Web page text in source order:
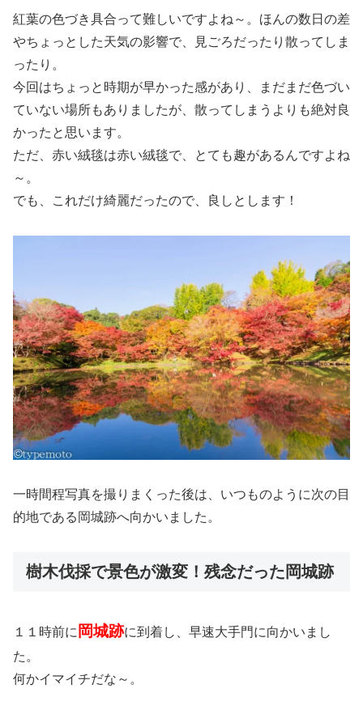
紅葉の色づき具合って難しいですよね～。ほんの数日の差
やちょっとした天気の影響で、見ごろだったり散ってしま
ったり。
今回はちょっと時期が早かった感があり、まだまだ色づい
ていない場所もありましたが、散ってしまうよりも絶対良
かったと思います。
ただ、赤い絨毯は赤い絨毯で、とても趣があるんですよね
～。
でも、これだけ綺麗だったので、良しとします！
一時間程写真を撮りまくった後は、いつものように次の目
的地である岡城跡へ向かいました。
樹木伐採で景色が激変！残念だった岡城跡
１１時前に 岡城跡に到着し、早速大手門に向かいまし
た。
何かイマイチだな～。